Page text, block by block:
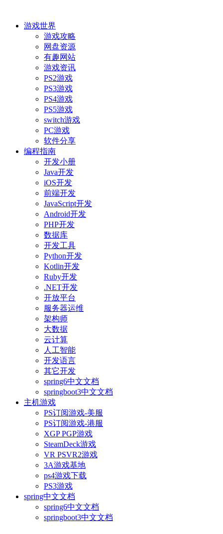
游戏世界
游戏攻略
网盘资源
有趣网站
游戏资讯
PS2游戏
PS3游戏
PS4游戏
PS5游戏
switch游戏
PC游戏
软件分享
编程指南
开发小册
Java开发
iOS开发
前端开发
JavaScript开发
Android开发
PHP开发
数据库
开发工具
Python开发
Kotlin开发
Ruby开发
.NET开发
开放平台
服务器运维
架构师
大数据
云计算
人工智能
开发语言
其它开发
spring6中文文档
springboot3中文文档
主机游戏
PS订阅游戏-美服
PS订阅游戏-港服
XGP PGP游戏
SteamDeck游戏
VR PSVR2游戏
3A游戏基地
ps4游戏下载
PS3游戏
spring中文文档
spring6中文文档
springboot3中文文档